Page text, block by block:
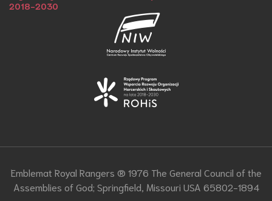
2018-2030
Emblemat Royal Rangers ® 1976 The General Council of the
Assemblies of God; Springfield, Missouri USA 65802-1894